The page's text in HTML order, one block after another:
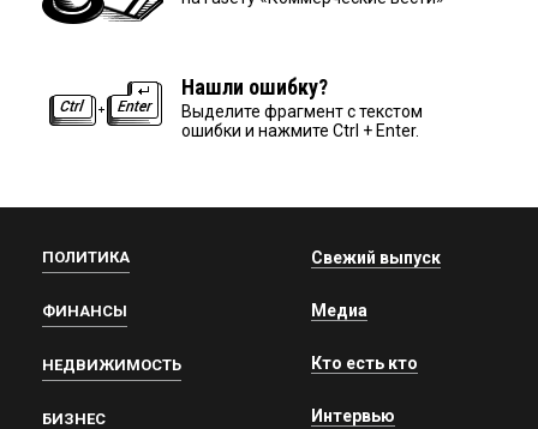
Нашли ошибку?
Выделите фрагмент с текстом
ошибки и нажмите Ctrl + Enter.
ПОЛИТИКА
ФИНАНСЫ
НЕДВИЖИМОСТЬ
БИЗНЕС
Свежий выпуск
Медиа
Кто есть кто
Интервью